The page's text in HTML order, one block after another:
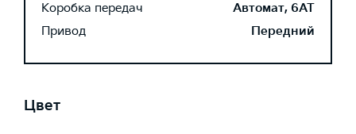
Коробка передач
Автомат, 6AT
Привод
Передний
Цвет